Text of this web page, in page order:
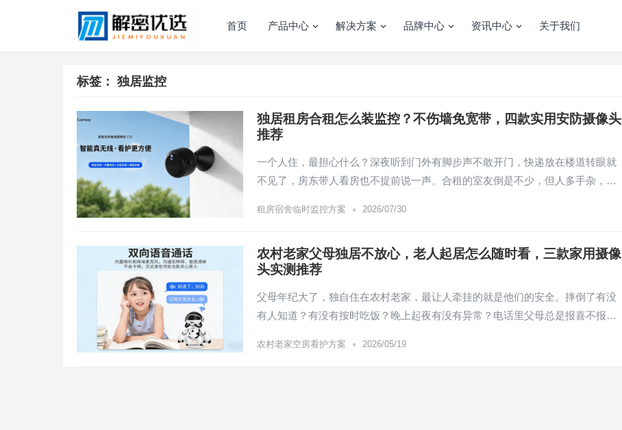
首页 产品中心 解决方案 品牌中心 资讯中心 关于我们
标签： 独居监控
独居租房合租怎么装监控？不伤墙免宽带，四款实用安防摄像头
推荐
一个人住，最担心什么？深夜听到门外有脚步声不敢开门，快递放在楼道转眼就
不见了，房东带人看房也不提前说一声。合租的室友倒是不少，但人多手杂，…
租房宿舍临时监控方案 • 2026/07/30
农村老家父母独居不放心，老人起居怎么随时看，三款家用摄像
头实测推荐
父母年纪大了，独自住在农村老家，最让人牵挂的就是他们的安全。摔倒了有没
有人知道？有没有按时吃饭？晚上起夜有没有异常？电话里父母总是报喜不报…
农村老家空房看护方案 • 2026/05/19